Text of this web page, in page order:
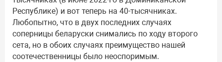
Республике) и вот теперь на 40-тысячниках.
Любопытно, что в двух последних случаях
соперницы беларуски снимались по ходу второго
сета, но в обоих случаях преимущество нашей
соотечественницы было неоспоримым.